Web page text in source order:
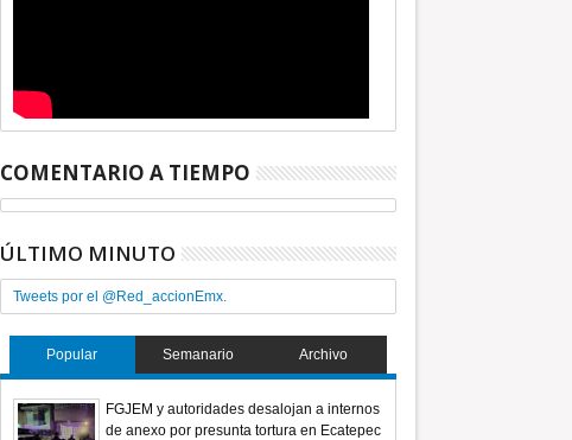
COMENTARIO A TIEMPO
ÚLTIMO MINUTO
Tweets por el @Red_accionEmx.
Popular Semanario Archivo
FGJEM y autoridades desalojan a internos
de anexo por presunta tortura en Ecatepec